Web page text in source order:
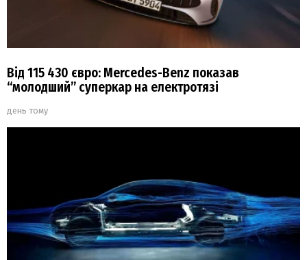
Від 115 430 євро: Mercedes-Benz показав
“молодший” суперкар на електротязі
день тому